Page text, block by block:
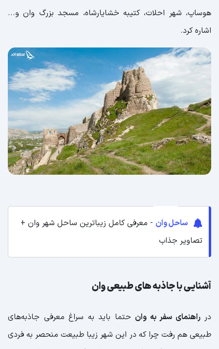
هوساپ، شهر احلات، کتیبه خشایارشاه، مسجد بزرگ وان و...
اشاره کرد.
ساحل وان - معرفی کامل زیباترین ساحل شهر وان +
تصاویر جذاب
آشنایی با جاذبه‌ های طبیعی وان
درراهنمای سفر به وان حتما باید به سراغ معرفی جاذبه‌های
طبیعی هم رفت چرا که در این شهر زیبا طبیعت منحصر به فردی